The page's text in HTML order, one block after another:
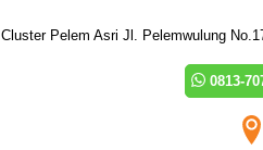
Cluster Pelem Asri Jl. Pelemwulung
0813-